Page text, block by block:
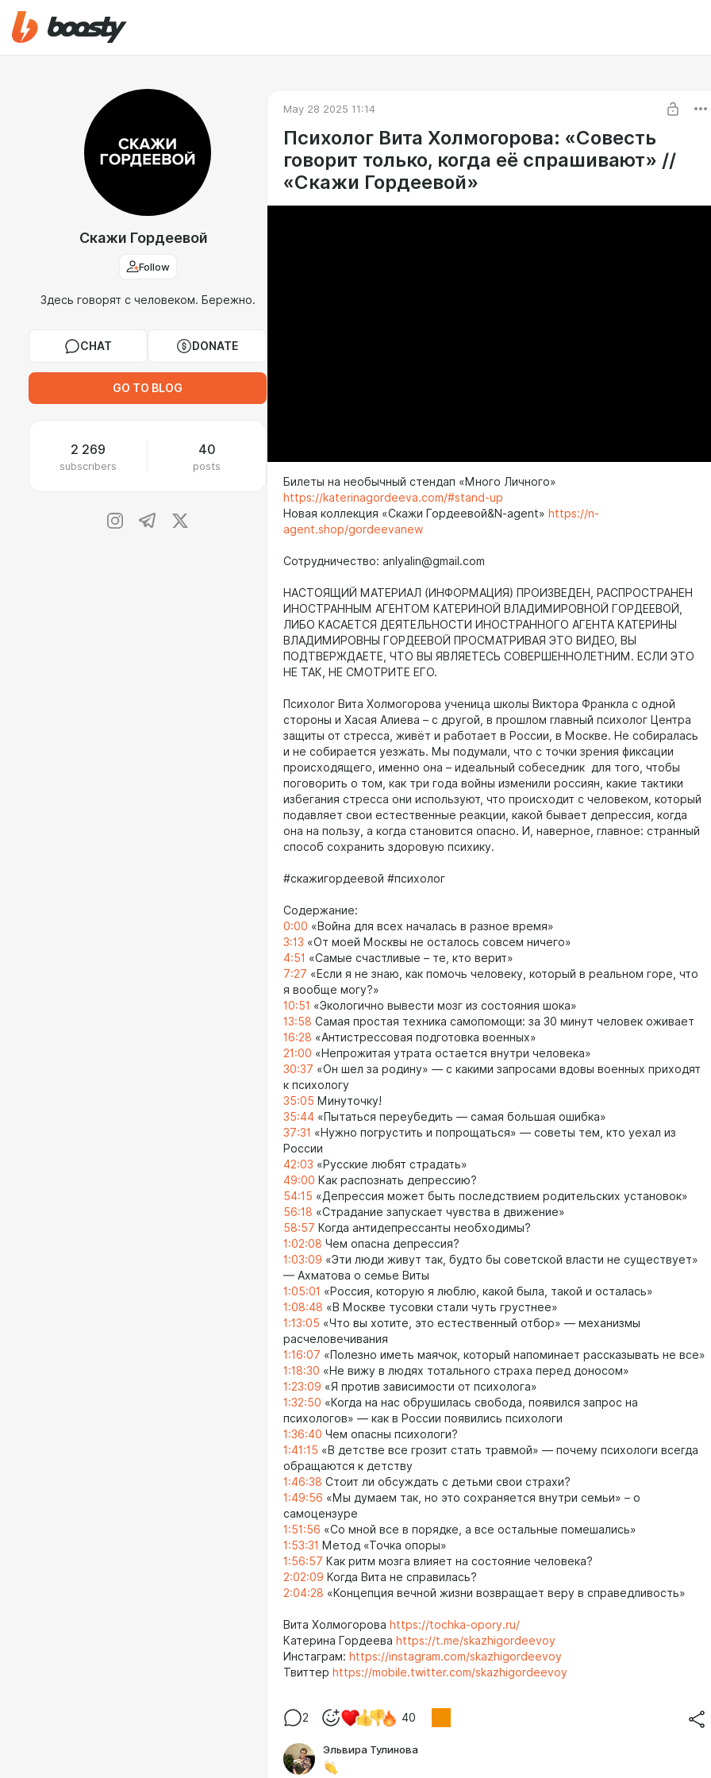
Скажи Гордеевой
Follow
Здесь говорят с человеком. Бережно.
CHAT DONATE
GO TO BLOG
2 269
subscribers
40
posts
May 28 2025 11:14
Психолог Вита Холмогорова: «Cовесть
говорит только, когда её спрашивают» //
«Cкажи Гордеевой»
Билеты на необычный стендап «Много Личного»
https://katerinagordeeva.com/#stand-up
Новая коллекция «Скажи Гордеевой&N-agent» https://n-
agent.shop/gordeevanew
Сотрудничество: anlyalin@gmail.com
НАСТОЯЩИЙ МАТЕРИАЛ (ИНФОРМАЦИЯ) ПРОИЗВЕДЕН, РАСПРОСТРАНЕН
ИНОСТРАННЫМ АГЕНТОМ КАТЕРИНОЙ ВЛАДИМИРОВНОЙ ГОРДЕЕВОЙ,
ЛИБО КАСАЕТСЯ ДЕЯТЕЛЬНОСТИ ИНОСТРАННОГО АГЕНТА КАТЕРИНЫ
ВЛАДИМИРОВНЫ ГОРДЕЕВОЙ ПРОСМАТРИВАЯ ЭТО ВИДЕО, ВЫ
ПОДТВЕРЖДАЕТЕ, ЧТО ВЫ ЯВЛЯЕТЕСЬ СОВЕРШЕННОЛЕТНИМ. ЕСЛИ ЭТО
НЕ ТАК, НЕ СМОТРИТЕ ЕГО.
Психолог Вита Холмогорова ученица школы Виктора Франкла с одной
стороны и Хасая Алиева – с другой, в прошлом главный психолог Центра
защиты от стресса, живёт и работает в России, в Москве. Не собиралась
и не собирается уезжать. Мы подумали, что с точки зрения фиксации
происходящего, именно она – идеальный собеседник для того, чтобы
поговорить о том, как три года войны изменили россиян, какие тактики
избегания стресса они используют, что происходит с человеком, который
подавляет свои естественные реакции, какой бывает депрессия, когда
она на пользу, а когда становится опасно. И, наверное, главное: странный
способ сохранить здоровую психику.
#скажигордеевой #психолог
Содержание:
0:00 «Война для всех началась в разное время»
3:13 «От моей Москвы не осталось совсем ничего»
4:51 «Самые счастливые – те, кто верит»
7:27 «Если я не знаю, как помочь человеку, который в реальном горе, что
я вообще могу?»
10:51 «Экологично вывести мозг из состояния шока»
13:58 Самая простая техника самопомощи: за 30 минут человек оживает
16:28 «Антистрессовая подготовка военных»
21:00 «Непрожитая утрата остается внутри человека»
30:37 «Он шел за родину» — с какими запросами вдовы военных приходят
к психологу
35:05 Минуточку!
35:44 «Пытаться переубедить — самая большая ошибка»
37:31 «Нужно погрустить и попрощаться» — советы тем, кто уехал из
России
42:03 «Русские любят страдать»
49:00 Как распознать депрессию?
54:15 «Депрессия может быть последствием родительских установок»
56:18 «Страдание запускает чувства в движение»
58:57 Когда антидепрессанты необходимы?
1:02:08 Чем опасна депрессия?
1:03:09 «Эти люди живут так, будто бы советской власти не существует»
— Ахматова о семье Виты
1:05:01 «Россия, которую я люблю, какой была, такой и осталась»
1:08:48 «В Москве тусовки стали чуть грустнее»
1:13:05 «Что вы хотите, это естественный отбор» — механизмы
расчеловечивания
1:16:07 «Полезно иметь маячок, который напоминает рассказывать не все»
1:18:30 «Не вижу в людях тотального страха перед доносом»
1:23:09 «Я против зависимости от психолога»
1:32:50 «Когда на нас обрушилась свобода, появился запрос на
психологов» — как в России появились психологи
1:36:40 Чем опасны психологи?
1:41:15 «В детстве все грозит стать травмой» — почему психологи всегда
обращаются к детству
1:46:38 Стоит ли обсуждать с детьми свои страхи?
1:49:56 «Мы думаем так, но это сохраняется внутри семьи» – о
самоцензуре
1:51:56 «Со мной все в порядке, а все остальные помешались»
1:53:31 Метод «Точка опоры»
1:56:57 Как ритм мозга влияет на состояние человека?
2:02:09 Когда Вита не справилась?
2:04:28 «Концепция вечной жизни возвращает веру в справедливость»
Вита Холмогорова https://tochka-opory.ru/
Катерина Гордеева https://t.me/skazhigordeevoy
Инстаграм: https://instagram.com/skazhigordeevoy
Твиттер https://mobile.twitter.com/skazhigordeevoy
2 40
Эльвира Тулинова